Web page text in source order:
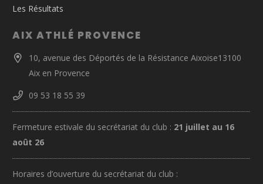
Les Résultats
AIX ATHLÉ PROVENCE
10, avenue des Déportés de la Résistance Aixoise13100
Aix en Provence
09 53 18 55 39
Fermeture estivale du secrétariat du club : 21 juillet au 16
août 26
Horaires d’ouverture du secrétariat du club :